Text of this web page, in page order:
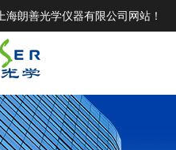
上海朗善光学仪器有限公司 网站！